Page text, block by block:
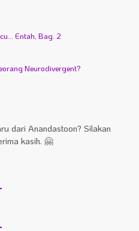
Entah, Bag. 2
Neurodivergent?
dari Anandastoon? Silakan
kasih. 🤗